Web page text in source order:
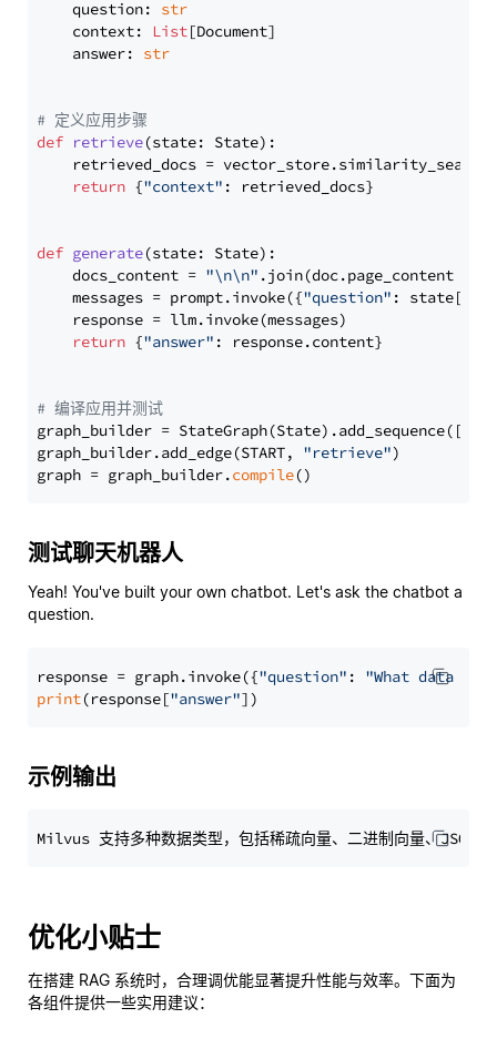
    question:
str
    context:
List[Document]
    answer:
str
# 定义应用步骤
def retrieve(state: State):
retrieved_docs =
return {"context" : retrieved_docs}
def generate(state: State):
    docs_content =
"\n\n" .join(doc.page_content
    messages = prompt.invoke({
"question" : state[
    response = llm.invoke(messages)
return {"answer" : response.content}
# 编译应用并测试
graph_builder =
graph_builder.add_edge(START, "retrieve")
graph = graph_builder.compile
测试聊天机器人
Yeah! You've built your own chatbot. Let's ask the chatbot a
question.
response = graph.invoke({"question" : "What data
print(response["answer"
示例输出
优化小贴士
在搭建 RAG 系统时，合理调优能显著提升性能与效率。下面为
各组件提供一些实用建议：